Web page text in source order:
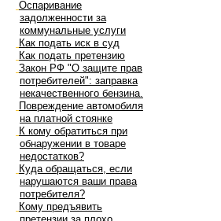
Оспаривание
задолженности за
коммунальные услуги
Как подать иск в суд
Как подать претензию
Закон РФ "О защите прав
потребителей": заправка
некачественного бензина.
Повреждение автомобиля
на платной стоянке
К кому обратиться при
обнаружении в товаре
недостатков?
Куда обращаться, если
нарушаются ваши права
потребителя?
Кому предъявить